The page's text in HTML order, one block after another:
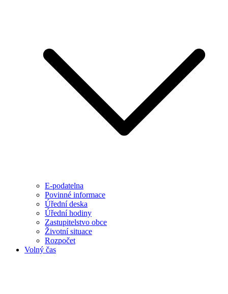
E-podatelna
Povinné informace
Úřední deska
Úřední hodiny
Zastupitelstvo obce
Životní situace
Rozpočet
Volný čas